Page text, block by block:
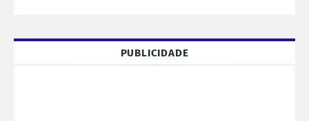
PUBLICIDADE